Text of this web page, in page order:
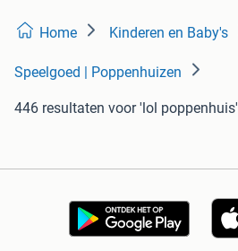
Home Kinderen en Baby's
Speelgoed | Poppenhuizen
446 resultaten voor 'lol poppenhuis'